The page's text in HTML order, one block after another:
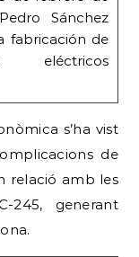
Sánchez
fabricación de
eléctricos
s’ha vist
de
relació amb les
generant